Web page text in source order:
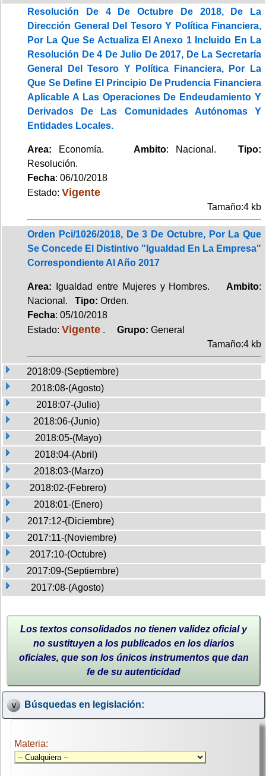
Resolución De 4 De Octubre De 2018, De La
Dirección General Del Tesoro Y Política Financiera,
Por La Que Se Actualiza El Anexo 1 Incluido En La
Resolución De 4 De Julio De 2017, De La Secretaría
General Del Tesoro Y Política Financiera, Por La
Que Se Define El Principio De Prudencia Financiera
Aplicable A Las Operaciones De Endeudamiento Y
Derivados De Las Comunidades Autónomas Y
Entidades Locales.
Area: Economía. Ambito: Nacional.Tipo:
Resolución.
Fecha: 06/10/2018
Estado: Vigente
Tamaño:4 kb
Orden Pci/1026/2018, De 3 De Octubre, Por La Que
Se Concede El Distintivo "Igualdad En La Empresa"
Correspondiente Al Año 2017
Area: Igualdad entre Mujeres y Hombres. Ambito:
Nacional. Tipo: Orden.
Fecha: 05/10/2018
Estado: Vigente . Grupo: General
Tamaño:4 kb
2018:09-(Septiembre)
2018:08-(Agosto)
2018:07-(Julio)
2018:06-(Junio)
2018:05-(Mayo)
2018:04-(Abril)
2018:03-(Marzo)
2018:02-(Febrero)
2018:01-(Enero)
2017:12-(Diciembre)
2017:11-(Noviembre)
2017:10-(Octubre)
2017:09-(Septiembre)
2017:08-(Agosto)
Los textos consolidados no tienen validez oficial y
no sustituyen a los publicados en los diarios
oficiales, que son los únicos instrumentos que dan
fe de su autenticidad
Búsquedas en legislación:
Materia: